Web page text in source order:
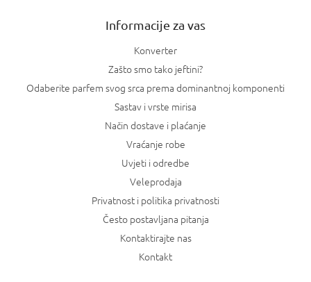
Informacije za vas
Konverter
Zašto smo tako jeftini?
Odaberite parfem svog srca prema dominantnoj komponenti
Sastav i vrste mirisa
Način dostave i plaćanje
Vraćanje robe
Uvjeti i odredbe
Veleprodaja
Privatnost i politika privatnosti
Često postavljana pitanja
Kontaktirajte nas
Kontakt